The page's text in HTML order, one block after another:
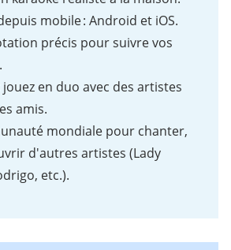
mobile : Android et iOS.
précis pour suivre vos
en duo avec des artistes
amis.
mondiale pour chanter,
d'autres artistes (Lady
etc.).